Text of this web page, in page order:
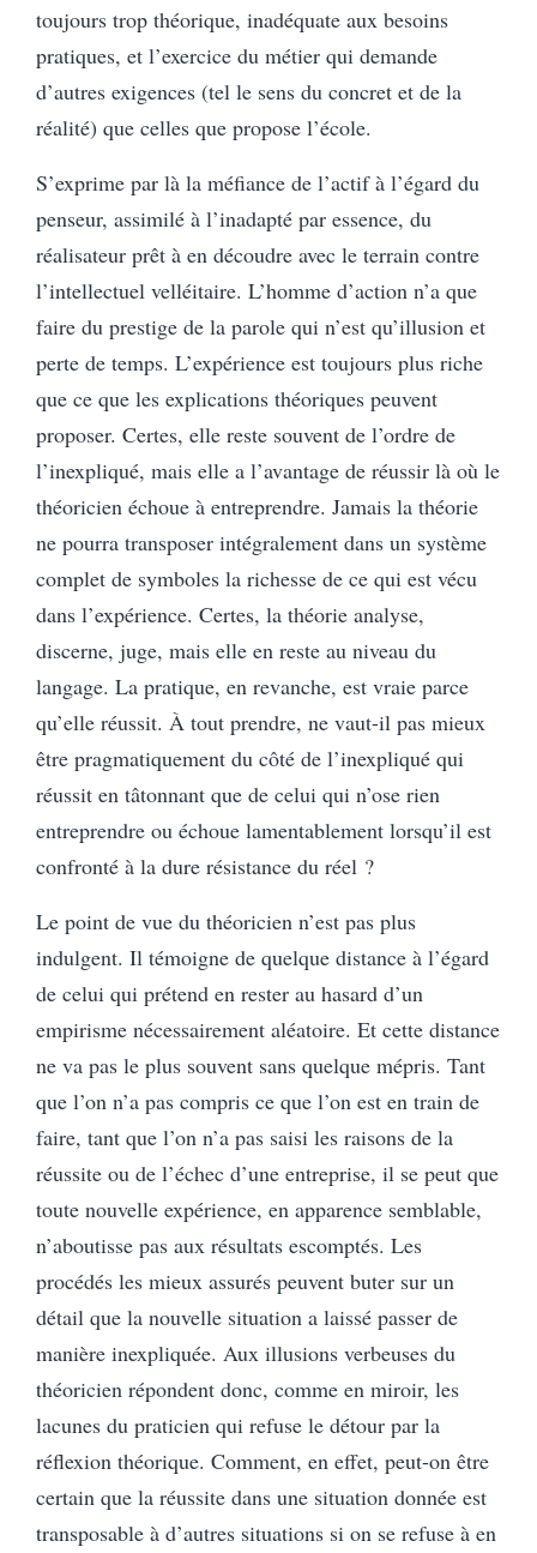
toujours trop théorique, inadéquate aux besoins
pratiques, et l’exercice du métier qui demande
d’autres exigences (tel le sens du concret et de la
réalité) que celles que propose l’école.
S’exprime par là la méfiance de l’actif à l’égard du
penseur, assimilé à l’inadapté par essence, du
réalisateur prêt à en découdre avec le terrain contre
l’intellectuel velléitaire. L’homme d’action n’a que
faire du prestige de la parole qui n’est qu’illusion et
perte de temps. L’expérience est toujours plus riche
que ce que les explications théoriques peuvent
proposer. Certes, elle reste souvent de l’ordre de
l’inexpliqué, mais elle a l’avantage de réussir là où le
théoricien échoue à entreprendre. Jamais la théorie
ne pourra transposer intégralement dans un système
complet de symboles la richesse de ce qui est vécu
dans l’expérience. Certes, la théorie analyse,
discerne, juge, mais elle en reste au niveau du
langage. La pratique, en revanche, est vraie parce
qu’elle réussit. À tout prendre, ne vaut-il pas mieux
être pragmatiquement du côté de l’inexpliqué qui
réussit en tâtonnant que de celui qui n’ose rien
entreprendre ou échoue lamentablement lorsqu’il est
confronté à la dure résistance du réel ?
Le point de vue du théoricien n’est pas plus
indulgent. Il témoigne de quelque distance à l’égard
de celui qui prétend en rester au hasard d’un
empirisme nécessairement aléatoire. Et cette distance
ne va pas le plus souvent sans quelque mépris. Tant
que l’on n’a pas compris ce que l’on est en train de
faire, tant que l’on n’a pas saisi les raisons de la
réussite ou de l’échec d’une entreprise, il se peut que
toute nouvelle expérience, en apparence semblable,
n’aboutisse pas aux résultats escomptés. Les
procédés les mieux assurés peuvent buter sur un
détail que la nouvelle situation a laissé passer de
manière inexpliquée. Aux illusions verbeuses du
théoricien répondent donc, comme en miroir, les
lacunes du praticien qui refuse le détour par la
réflexion théorique. Comment, en effet, peut-on être
certain que la réussite dans une situation donnée est
transposable à d’autres situations si on se refuse à en